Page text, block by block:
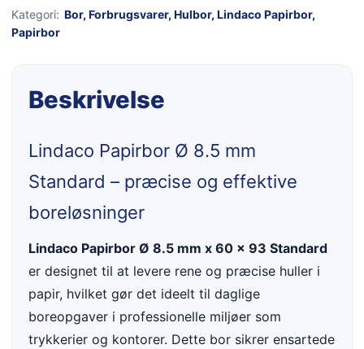
Kategori: Bor, Forbrugsvarer, Hulbor, Lindaco Papirbor,
Papirbor
Beskrivelse
Lindaco Papirbor Ø 8.5 mm
Standard – præcise og effektive
boreløsninger
Lindaco Papirbor Ø 8.5 mm x 60 x 93 Standard
er designet til at levere rene og præcise huller i
papir, hvilket gør det ideelt til daglige
boreopgaver i professionelle miljøer som
trykkerier og kontorer. Dette bor sikrer ensartede